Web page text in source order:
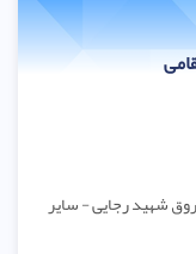
شهید رجایی - سایر